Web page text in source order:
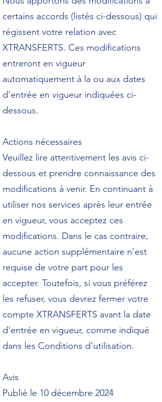
certains accords (listés ci-dessous) qui
régissent votre relation avec
XTRANSFERTS. Ces modifications
entreront en vigueur
automatiquement à la ou aux dates
d'entrée en vigueur indiquées ci-
dessous.
Actions nécessaires
Veuillez lire attentivement les avis ci-
dessous et prendre connaissance des
modifications à venir. En continuant à
utiliser nos services après leur entrée
en vigueur, vous acceptez ces
modifications. Dans le cas contraire,
aucune action supplémentaire n'est
requise de votre part pour les
accepter. Toutefois, si vous préférez
les refuser, vous devrez fermer votre
compte XTRANSFERTS avant la date
d'entrée en vigueur, comme indiqué
dans les Conditions d'utilisation.
Avis
Publié le 10 décembre 2024